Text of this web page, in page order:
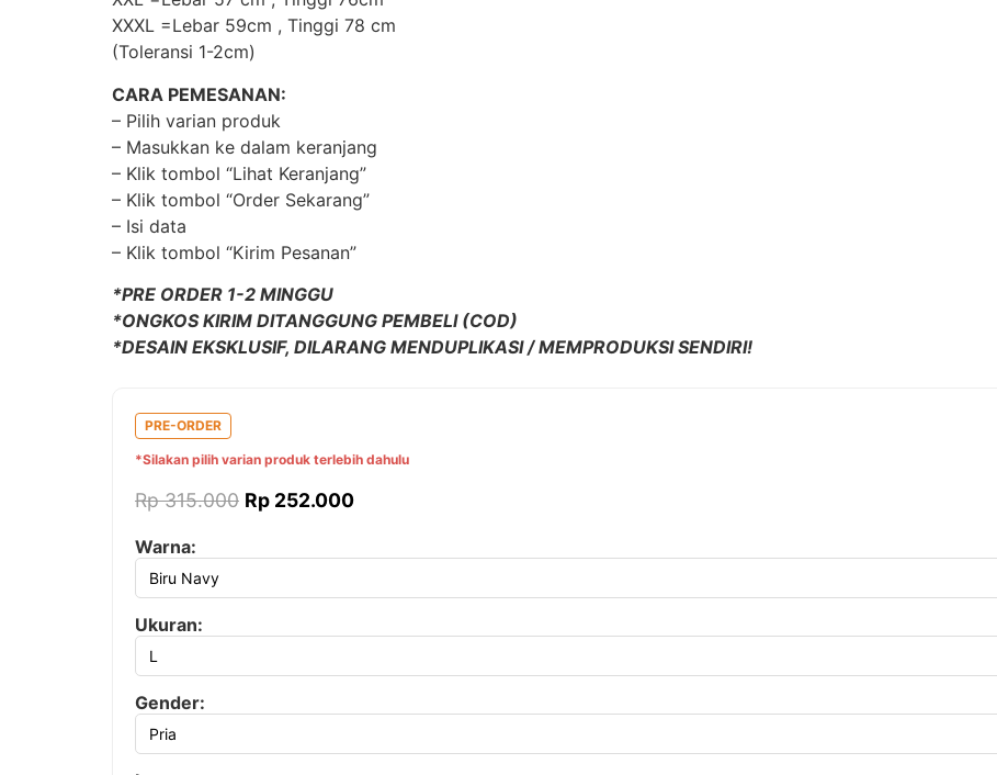
XXXL =Lebar 59cm , Tinggi 78 cm
(Toleransi 1-2cm)
CARA PEMESANAN:
– Pilih varian produk
– Masukkan ke dalam keranjang
– Klik tombol “Lihat Keranjang”
– Klik tombol “Order Sekarang”
– Isi data
– Klik tombol “Kirim Pesanan”
*PRE ORDER 1-2 MINGGU
*ONGKOS KIRIM DITANGGUNG PEMBELI (COD)
*DESAIN EKSKLUSIF, DILARANG MENDUPLIKASI / MEMPRODUKSI SENDIRI!
PRE-ORDER
*Silakan pilih varian produk terlebih dahulu
Rp 315.000 Rp 252.000
Warna:
Ukuran:
Gender: